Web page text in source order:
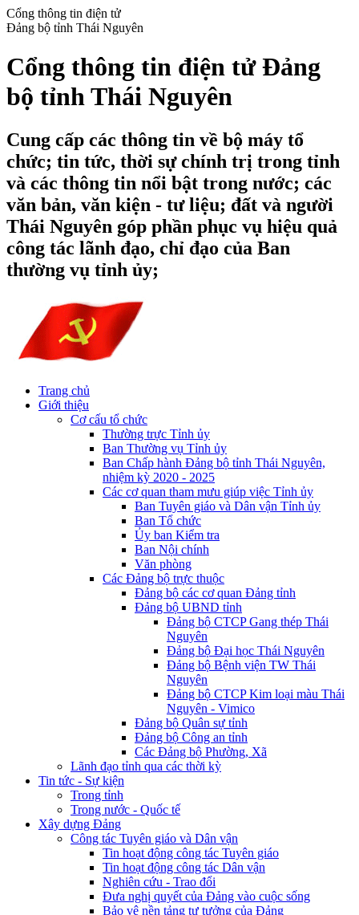
Cổng thông tin điện tử
Đảng bộ tỉnh Thái Nguyên
Cổng thông tin điện tử Đảng
bộ tỉnh Thái Nguyên
Cung cấp các thông tin về bộ máy tổ
chức; tin tức, thời sự chính trị trong tỉnh
và các thông tin nổi bật trong nước; các
văn bản, văn kiện - tư liệu; đất và người
Thái Nguyên góp phần phục vụ hiệu quả
công tác lãnh đạo, chỉ đạo của Ban
thường vụ tỉnh ủy;
Trang chủ
Giới thiệu
Cơ cấu tổ chức
Thường trực Tỉnh ủy
Ban Thường vụ Tỉnh ủy
Ban Chấp hành Đảng bộ tỉnh Thái Nguyên,
nhiệm kỳ 2020 - 2025
Các cơ quan tham mưu giúp việc Tỉnh ủy
Ban Tuyên giáo và Dân vận Tỉnh ủy
Ban Tổ chức
Ủy ban Kiểm tra
Ban Nội chính
Văn phòng
Các Đảng bộ trực thuộc
Đảng bộ các cơ quan Đảng tỉnh
Đảng bộ UBND tỉnh
Đảng bộ CTCP Gang thép Thái
Nguyên
Đảng bộ Đại học Thái Nguyên
Đảng bộ Bệnh viện TW Thái
Nguyên
Đảng bộ CTCP Kim loại màu Thái
Nguyên - Vimico
Đảng bộ Quân sự tỉnh
Đảng bộ Công an tỉnh
Các Đảng bộ Phường, Xã
Lãnh đạo tỉnh qua các thời kỳ
Tin tức - Sự kiện
Trong tỉnh
Trong nước - Quốc tế
Xây dựng Đảng
Công tác Tuyên giáo và Dân vận
Tin hoạt động công tác Tuyên giáo
Tin hoạt động công tác Dân vận
Nghiên cứu - Trao đổi
Đưa nghị quyết của Đảng vào cuộc sống
Bảo vệ nền tảng tư tưởng của Đảng